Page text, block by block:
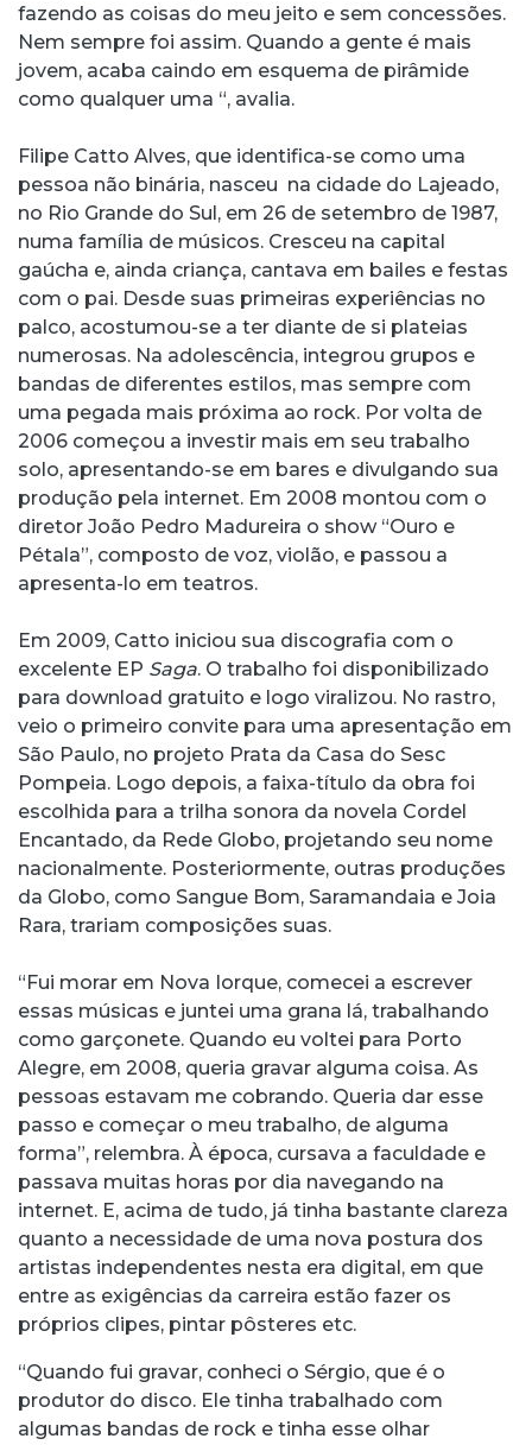
fazendo as coisas do meu jeito e sem concessões.
Nem sempre foi assim. Quando a gente é mais
jovem, acaba caindo em esquema de pirâmide
como qualquer uma “, avalia.
Filipe Catto Alves, que identifica-se como uma
pessoa não binária, nasceu na cidade do Lajeado,
no Rio Grande do Sul, em 26 de setembro de 1987,
numa família de músicos. Cresceu na capital
gaúcha e, ainda criança, cantava em bailes e festas
com o pai. Desde suas primeiras experiências no
palco, acostumou-se a ter diante de si plateias
numerosas. Na adolescência, integrou grupos e
bandas de diferentes estilos, mas sempre com
uma pegada mais próxima ao rock. Por volta de
2006 começou a investir mais em seu trabalho
solo, apresentando-se em bares e divulgando sua
produção pela internet. Em 2008 montou com o
diretor João Pedro Madureira o show “Ouro e
Pétala”, composto de voz, violão, e passou a
apresenta-lo em teatros.
Em 2009, Catto iniciou sua discografia com o
excelente EP Saga. O trabalho foi disponibilizado
para download gratuito e logo viralizou. No rastro,
veio o primeiro convite para uma apresentação em
São Paulo, no projeto Prata da Casa do Sesc
Pompeia. Logo depois, a faixa-título da obra foi
escolhida para a trilha sonora da novela Cordel
Encantado, da Rede Globo, projetando seu nome
nacionalmente. Posteriormente, outras produções
da Globo, como Sangue Bom, Saramandaia e Joia
Rara, trariam composições suas.
“Fui morar em Nova Iorque, comecei a escrever
essas músicas e juntei uma grana lá, trabalhando
como garçonete. Quando eu voltei para Porto
Alegre, em 2008, queria gravar alguma coisa. As
pessoas estavam me cobrando. Queria dar esse
passo e começar o meu trabalho, de alguma
forma”, relembra. À época, cursava a faculdade e
passava muitas horas por dia navegando na
internet. E, acima de tudo, já tinha bastante clareza
quanto a necessidade de uma nova postura dos
artistas independentes nesta era digital, em que
entre as exigências da carreira estão fazer os
próprios clipes, pintar pôsteres etc.
“Quando fui gravar, conheci o Sérgio, que é o
produtor do disco. Ele tinha trabalhado com
algumas bandas de rock e tinha esse olhar